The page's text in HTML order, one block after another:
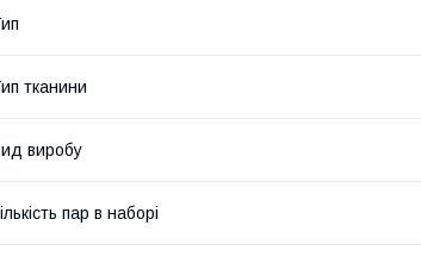
тканини
виробу
пар в наборі